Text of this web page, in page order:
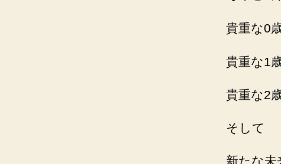
貴重な0
貴重な1
貴重な2
そして
新たな未